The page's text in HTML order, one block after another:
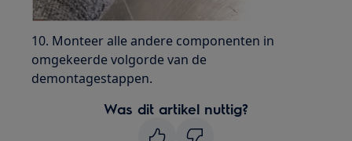
10. Monteer alle andere componenten in
omgekeerde volgorde van de
demontagestappen.
Was dit artikel nuttig?